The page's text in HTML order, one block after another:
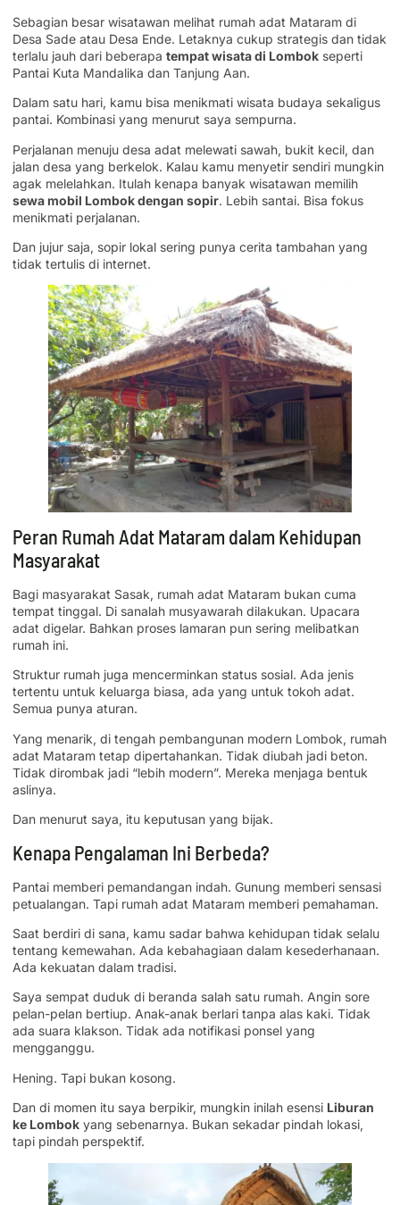
Sebagian besar wisatawan melihat rumah adat Mataram di
Desa Sade atau Desa Ende. Letaknya cukup strategis dan tidak
terlalu jauh dari beberapa tempat wisata di Lombok seperti
Pantai Kuta Mandalika dan Tanjung Aan.
Dalam satu hari, kamu bisa menikmati wisata budaya sekaligus
pantai. Kombinasi yang menurut saya sempurna.
Perjalanan menuju desa adat melewati sawah, bukit kecil, dan
jalan desa yang berkelok. Kalau kamu menyetir sendiri mungkin
agak melelahkan. Itulah kenapa banyak wisatawan memilih
sewa mobil Lombok dengan sopir. Lebih santai. Bisa fokus
menikmati perjalanan.
Dan jujur saja, sopir lokal sering punya cerita tambahan yang
tidak tertulis di internet.
Peran Rumah Adat Mataram dalam Kehidupan
Masyarakat
Bagi masyarakat Sasak, rumah adat Mataram bukan cuma
tempat tinggal. Di sanalah musyawarah dilakukan. Upacara
adat digelar. Bahkan proses lamaran pun sering melibatkan
rumah ini.
Struktur rumah juga mencerminkan status sosial. Ada jenis
tertentu untuk keluarga biasa, ada yang untuk tokoh adat.
Semua punya aturan.
Yang menarik, di tengah pembangunan modern Lombok, rumah
adat Mataram tetap dipertahankan. Tidak diubah jadi beton.
Tidak dirombak jadi “lebih modern”. Mereka menjaga bentuk
aslinya.
Dan menurut saya, itu keputusan yang bijak.
Kenapa Pengalaman Ini Berbeda?
Pantai memberi pemandangan indah. Gunung memberi sensasi
petualangan. Tapi rumah adat Mataram memberi pemahaman.
Saat berdiri di sana, kamu sadar bahwa kehidupan tidak selalu
tentang kemewahan. Ada kebahagiaan dalam kesederhanaan.
Ada kekuatan dalam tradisi.
Saya sempat duduk di beranda salah satu rumah. Angin sore
pelan-pelan bertiup. Anak-anak berlari tanpa alas kaki. Tidak
ada suara klakson. Tidak ada notifikasi ponsel yang
mengganggu.
Hening. Tapi bukan kosong.
Dan di momen itu saya berpikir, mungkin inilah esensi Liburan
ke Lombok yang sebenarnya. Bukan sekadar pindah lokasi,
tapi pindah perspektif.